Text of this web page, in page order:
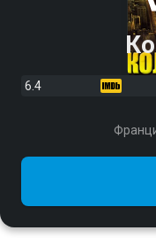
6.4